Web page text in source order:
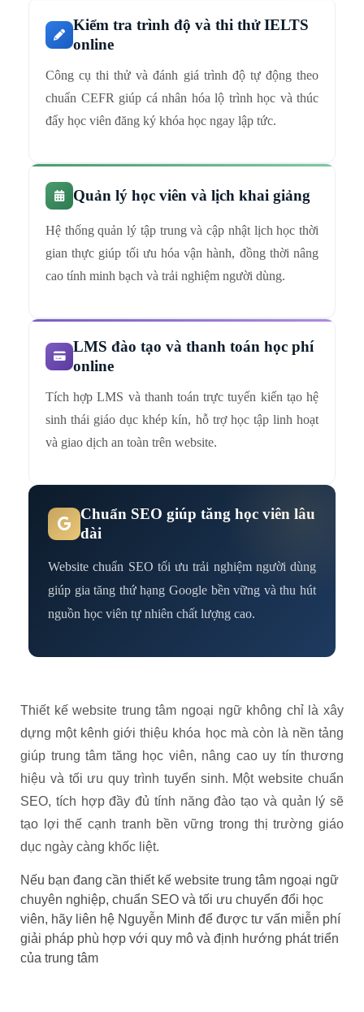
Kiểm tra trình độ và thi thử IELTS
online
Công cụ thi thử và đánh giá trình độ tự động theo
chuẩn CEFR giúp cá nhân hóa lộ trình học và thúc
đẩy học viên đăng ký khóa học ngay lập tức.
Quản lý học viên và lịch khai giảng
Hệ thống quản lý tập trung và cập nhật lịch học thời
gian thực giúp tối ưu hóa vận hành, đồng thời nâng
cao tính minh bạch và trải nghiệm người dùng.
LMS đào tạo và thanh toán học phí
online
Tích hợp LMS và thanh toán trực tuyến kiến tạo hệ
sinh thái giáo dục khép kín, hỗ trợ học tập linh hoạt
và giao dịch an toàn trên website.
Chuẩn SEO giúp tăng học viên lâu
dài
Website chuẩn SEO tối ưu trải nghiệm người dùng
giúp gia tăng thứ hạng Google bền vững và thu hút
nguồn học viên tự nhiên chất lượng cao.
Thiết kế website trung tâm ngoại ngữ không chỉ là xây
dựng một kênh giới thiệu khóa học mà còn là nền tảng
giúp trung tâm tăng học viên, nâng cao uy tín thương
hiệu và tối ưu quy trình tuyển sinh. Một website chuẩn
SEO, tích hợp đầy đủ tính năng đào tạo và quản lý sẽ
tạo lợi thế cạnh tranh bền vững trong thị trường giáo
dục ngày càng khốc liệt.
Nếu bạn đang cần thiết kế website trung tâm ngoại ngữ
chuyên nghiệp, chuẩn SEO và tối ưu chuyển đổi học
viên, hãy liên hệ Nguyễn Minh để được tư vấn miễn phí
giải pháp phù hợp với quy mô và định hướng phát triển
của trung tâm